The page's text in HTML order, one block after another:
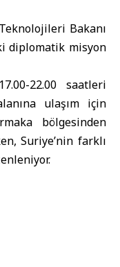
Bakanı
diplomatik misyon
22.00 saatleri
ulaşım için
bölgesinden
Suriye’nin farklı